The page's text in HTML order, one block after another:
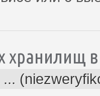
хранилищ